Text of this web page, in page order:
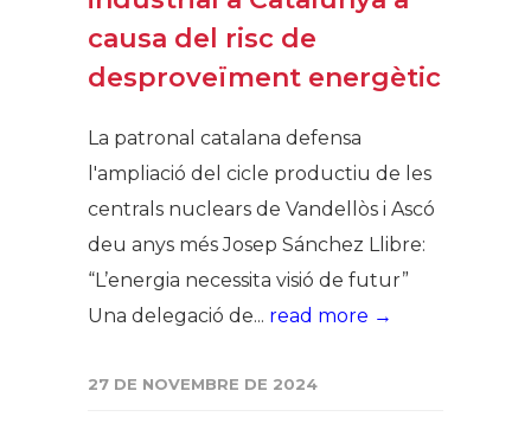
causa del risc de
desproveïment energètic
La patronal catalana defensa
l'ampliació del cicle productiu de les
centrals nuclears de Vandellòs i Ascó
deu anys més Josep Sánchez Llibre:
“L’energia necessita visió de futur”
Una delegació de... read more →
27 DE NOVEMBRE DE 2024